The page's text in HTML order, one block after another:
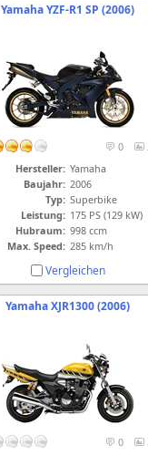
Yamaha YZF-R1 SP (2006)
0
Hersteller: Yamaha
Baujahr: 2006
Typ: Superbike
Leistung: 175 PS (129 kW)
Hubraum: 998 ccm
Max. Speed: 285 km/h
Vergleichen
Yamaha XJR1300 (2006)
0